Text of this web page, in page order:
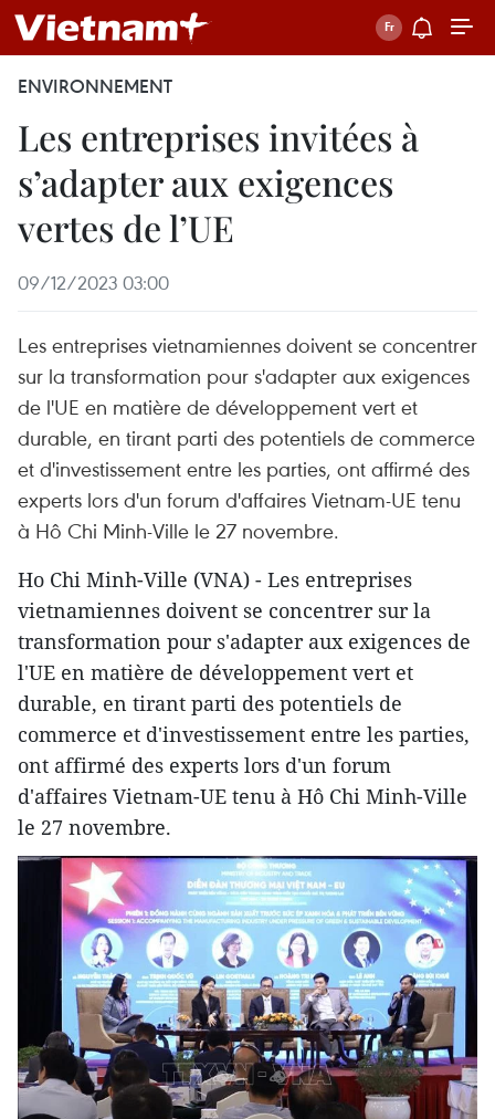
ENVIRONNEMENT
Les entreprises invitées à
s’adapter aux exigences
vertes de l’UE
09/12/2023 03:00
Les entreprises vietnamiennes doivent se concentrer
sur la transformation pour s'adapter aux exigences
de l'UE en matière de développement vert et
durable, en tirant parti des potentiels de commerce
et d'investissement entre les parties, ont affirmé des
experts lors d'un forum d'affaires Vietnam-UE tenu
à Hô Chi Minh-Ville le 27 novembre.
Ho Chi Minh-Ville (VNA) - Les entreprises
vietnamiennes doivent se concentrer sur la
transformation pour s'adapter aux exigences de
l'UE en matière de développement vert et
durable, en tirant parti des potentiels de
commerce et d'investissement entre les parties,
ont affirmé des experts lors d'un forum
d'affaires Vietnam-UE tenu à Hô Chi Minh-Ville
le 27 novembre.